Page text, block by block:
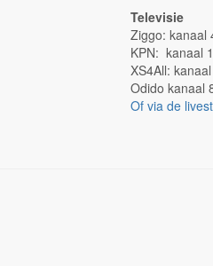
Televisie
Ziggo: kanaal
KPN: kanaal
XS4All:
Odido kanaal
Of via de